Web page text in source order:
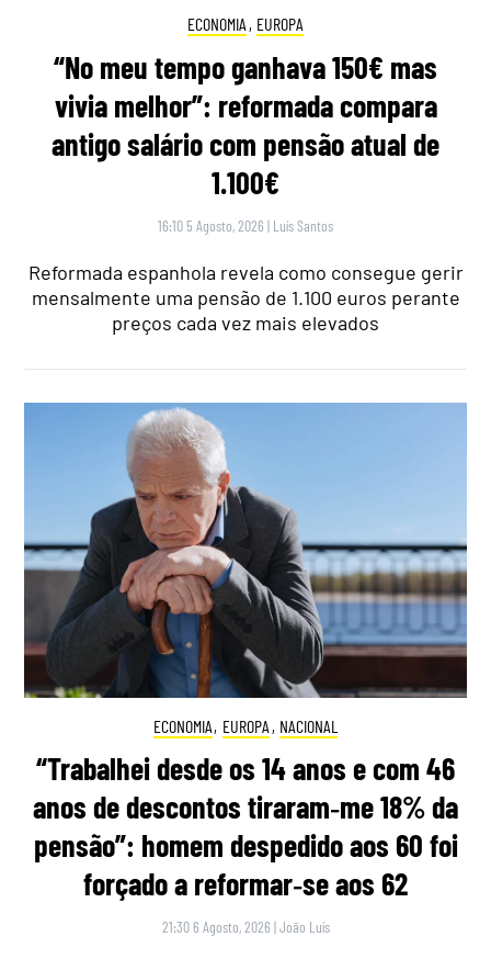
ECONOMIA , EUROPA
“No meu tempo ganhava 150€ mas
vivia melhor”: reformada compara
antigo salário com pensão atual de
1.100€
16:10 5 Agosto, 2026 | Luís Santos
Reformada espanhola revela como consegue gerir
mensalmente uma pensão de 1.100 euros perante
preços cada vez mais elevados
ECONOMIA, EUROPA , NACIONAL
“Trabalhei desde os 14 anos e com 46
anos de descontos tiraram‑me 18% da
pensão”: homem despedido aos 60 foi
forçado a reformar‑se aos 62
21:30 6 Agosto, 2026 |João Luís